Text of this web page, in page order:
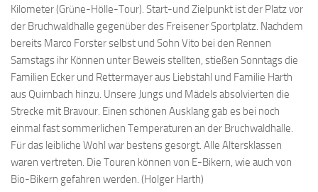
Kilometer (Grüne-Hölle-Tour). Start-und Zielpunkt ist der Platz vor
der Bruchwaldhalle gegenüber des Freisener Sportplatz. Nachdem
bereits Marco Forster selbst und Sohn Vito bei den Rennen
Samstags ihr Können unter Beweis stellten, stießen Sonntags die
Familien Ecker und Rettermayer aus Liebstahl und Familie Harth
aus Quirnbach hinzu. Unsere Jungs und Mädels absolvierten die
Strecke mit Bravour. Einen schönen Ausklang gab es bei noch
einmal fast sommerlichen Temperaturen an der Bruchwaldhalle.
Für das leibliche Wohl war bestens gesorgt. Alle Altersklassen
waren vertreten. Die Touren können von E-Bikern, wie auch von
Bio-Bikern gefahren werden. (Holger Harth)